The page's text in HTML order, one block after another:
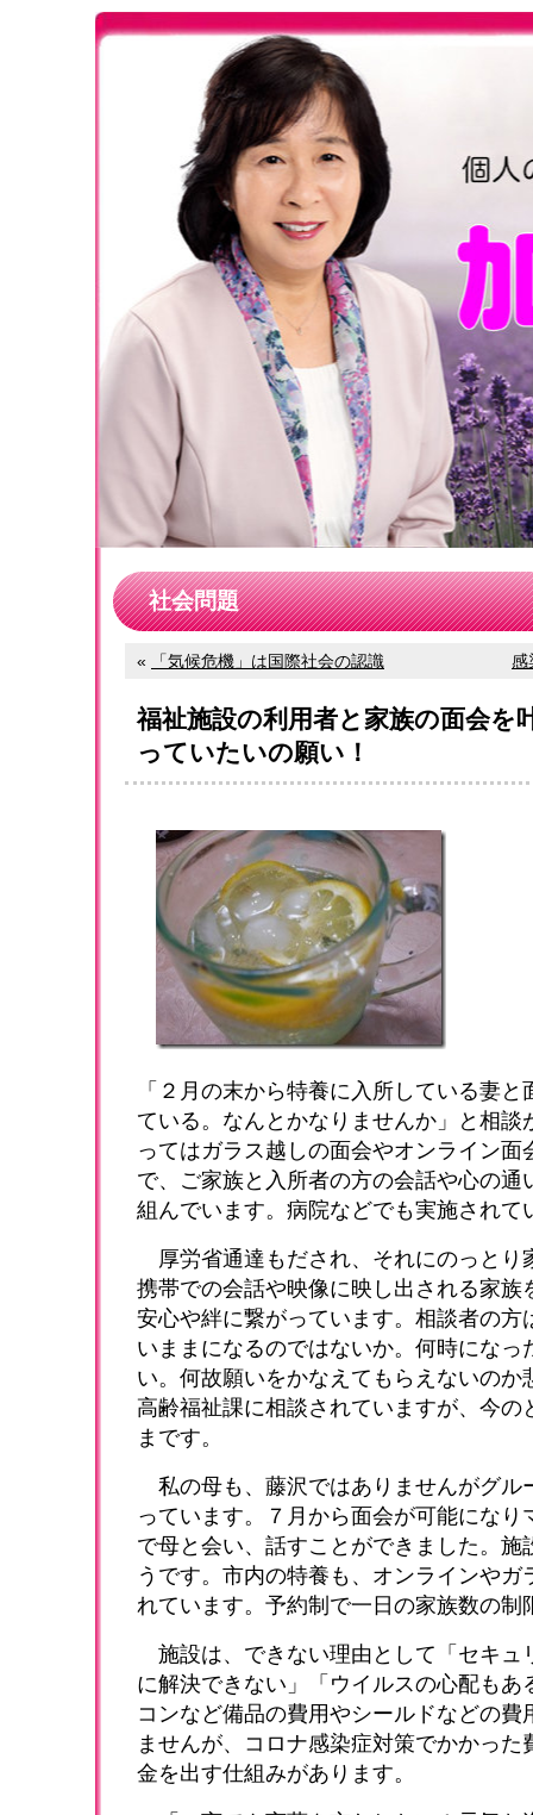
社会問題
« 「気候危機」は国際社会の認識 感
福祉施設の利用者と家族の面会を
っていたいの願い！
「２月の末から特養に入所している妻
ている。なんとかなりませんか」と相談
ってはガラス越しの面会やオンライン面
で、ご家族と入所者の方の会話や心の通
組んでいます。病院などでも実施されて
厚労省通達もだされ、それにのっとり
携帯での会話や映像に映し出される家族
安心や絆に繋がっています。相談者の方
いままになるのではないか。何時になっ
い。何故願いをかなえてもらえないのか
高齢福祉課に相談されていますが、今の
まです。
私の母も、藤沢ではありませんがグル
っています。７月から面会が可能になり
で母と会い、話すことができました。施
うです。市内の特養も、オンラインや
れています。予約制で一日の家族数の制
施設は、できない理由として「セキュ
に解決できない」「ウイルスの心配もあ
コンなど備品の費用やシールドなどの費
ませんが、コロナ感染症対策でかかっ
金を出す仕組みがあります。